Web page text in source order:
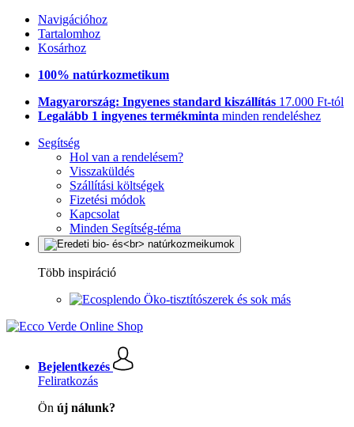
Navigációhoz
Tartalomhoz
Kosárhoz
100% natúrkozmetikum
Magyarország: Ingyenes standard kiszállítás 17.000 Ft-tól
Legalább 1 ingyenes termékminta minden rendeléshez
Segítség
Hol van a rendelésem?
Visszaküldés
Szállítási költségek
Fizetési módok
Kapcsolat
Minden Segítség-téma
Több inspiráció
Öko-tisztítószerek és sok más
Bejelentkezés
Feliratkozás
Ön új nálunk?